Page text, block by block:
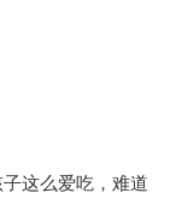
这么爱吃，难道